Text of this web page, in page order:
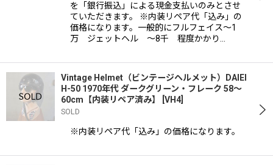
を「銀行振込」による現金支払いのみとさせ
ていただきます。 ※内装リペア代「込み」の
価格になります。一般的にフルフェイス〜1
万 ジェットヘル 〜8千 程度かかり…
Vintage Helmet（ビンテージヘルメット）DAIEI
H-50 1970年代 ダークグリーン・フレーク 58〜
60cm【内装リペア済み】
VH4
SOLD
※内装リペア代「込み」の価格になります。